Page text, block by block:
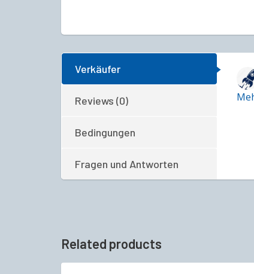
Verkäufer
Reviews (0)
Bedingungen
Fragen und Antworten
Related products